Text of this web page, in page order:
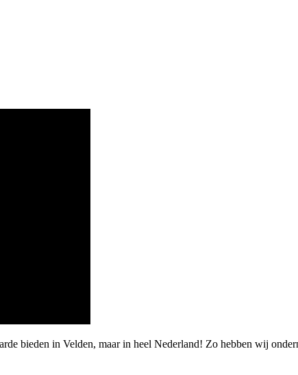
bieden in Velden, maar in heel Nederland! Zo hebben wij